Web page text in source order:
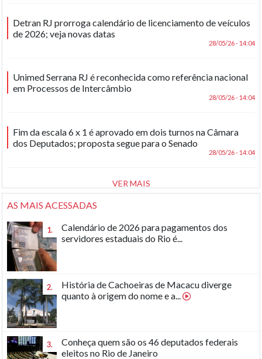
Detran RJ prorroga calendário de licenciamento de veículos
de 2026; veja novas datas
28/05/26 - 14:04
Unimed Serrana RJ é reconhecida como referência nacional
em Processos de Intercâmbio
28/05/26 - 14:04
Fim da escala 6 x 1 é aprovado em dois turnos na Câmara
dos Deputados; proposta segue para o Senado
28/05/26 - 14:04
VER MAIS
AS MAIS ACESSADAS
1.
Calendário de 2026 para pagamentos dos
servidores estaduais do Rio é...
2.
História de Cachoeiras de Macacu diverge
quanto à origem do nome e a...
3.
Conheça quem são os 46 deputados federais
eleitos no Rio de Janeiro